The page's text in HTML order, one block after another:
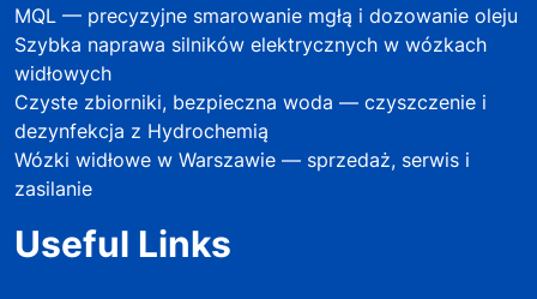
MQL — precyzyjne smarowanie mgłą i dozowanie oleju
Szybka naprawa silników elektrycznych w wózkach
widłowych
Czyste zbiorniki, bezpieczna woda — czyszczenie i
dezynfekcja z Hydrochemią
Wózki widłowe w Warszawie — sprzedaż, serwis i
zasilanie
Useful Links